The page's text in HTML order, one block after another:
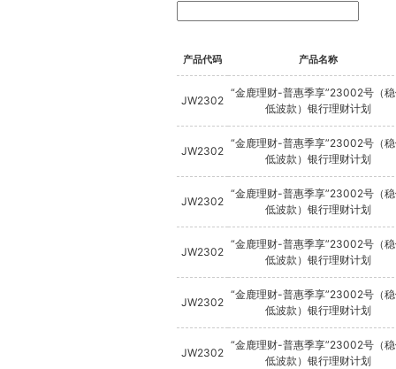
产品代码 产品名称
JW2302
“金鹿理财-普惠季享”23002号（
低波款）银行理财计划
JW2302
“金鹿理财-普惠季享”23002号（
低波款）银行理财计划
JW2302
“金鹿理财-普惠季享”23002号（
低波款）银行理财计划
JW2302
“金鹿理财-普惠季享”23002号（
低波款）银行理财计划
JW2302
“金鹿理财-普惠季享”23002号（
低波款）银行理财计划
JW2302
“金鹿理财-普惠季享”23002号（
低波款）银行理财计划